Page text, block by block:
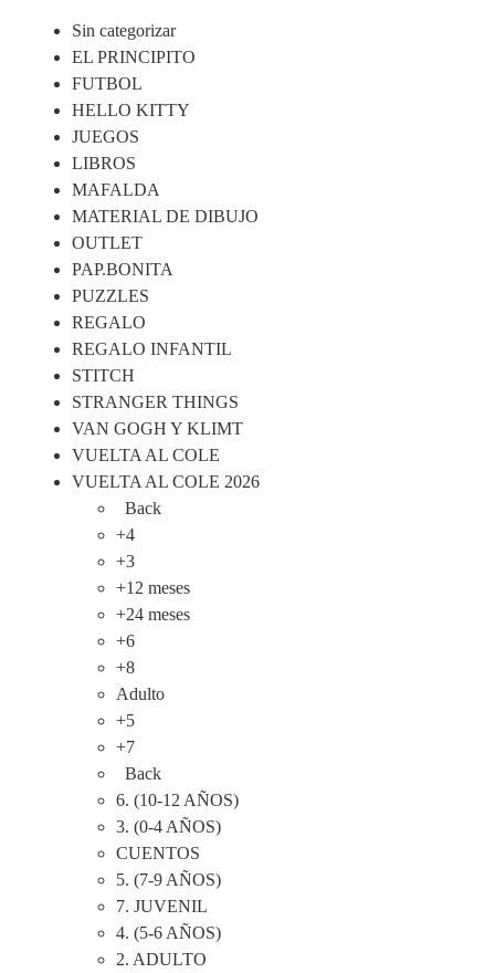
Sin categorizar
EL PRINCIPITO
FUTBOL
HELLO KITTY
JUEGOS
LIBROS
MAFALDA
MATERIAL DE DIBUJO
OUTLET
PAP.BONITA
PUZZLES
REGALO
REGALO INFANTIL
STITCH
STRANGER THINGS
VAN GOGH Y KLIMT
VUELTA AL COLE
VUELTA AL COLE 2026
Back
+4
+3
+12 meses
+24 meses
+6
+8
Adulto
+5
+7
Back
6. (10-12 AÑOS)
3. (0-4 AÑOS)
CUENTOS
5. (7-9 AÑOS)
7. JUVENIL
4. (5-6 AÑOS)
2. ADULTO